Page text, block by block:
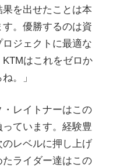
を出せたことは本
。優勝するのは資
ジェクトに最適な
はこれをゼロか
。」
・レイトナーはこの
ています。経験豊
レベルに押し上げ
ライダー達はこの